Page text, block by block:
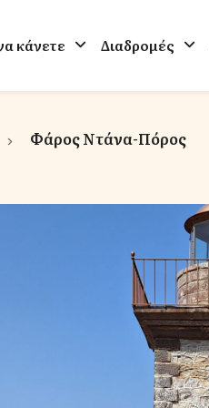
κάνετε Διαδρομές
Φάρος Ντάνα-Πόρος